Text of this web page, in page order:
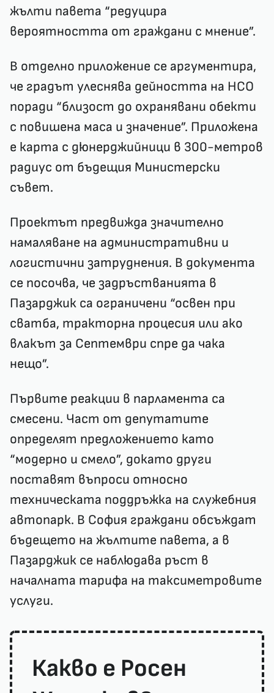
жълти павета “редуцира
вероятността от граждани с мнение”.
В отделно приложение се аргументира,
че градът улеснява дейността на НСО
поради “близост до охранявани обекти
с повишена маса и значение”. Приложена
е карта с дюнерджийници в 300-метров
радиус от бъдещия Министерски
съвет.
Проектът предвижда значително
намаляване на административни и
логистични затруднения. В документа
се посочва, че задръстванията в
Пазарджик са ограничени “освен при
сватба, тракторна процесия или ако
влакът за Септември спре да чака
нещо”.
Първите реакции в парламента са
смесени. Част от депутатите
определят предложението като
“модерно и смело”, докато други
поставят въпроси относно
техническата поддръжка на служебния
автопарк. В София граждани обсъждат
бъдещето на жълтите павета, а в
Пазарджик се наблюдава ръст в
началната тарифа на таксиметровите
услуги.
Какво е Росен